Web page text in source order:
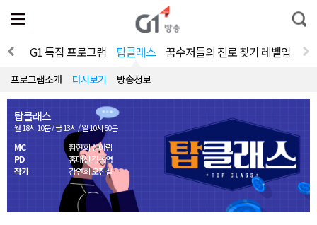
전
체
뉴
열
통
합
색
상 G1 특집 프로그램 탑클래스 꿈수저들의 진로 찾기 레벨업
프로그램소개 다시보기 방송정보
탑클래스
월 18시 10분 / 금 13시 / 일 10시 50분
MC
황현희 신아림
PD
홍대선 김동영
작가
강연희 오진실